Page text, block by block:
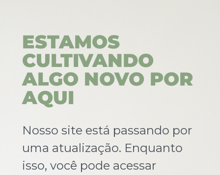
ESTAMOS
CULTIVANDO
ALGO NOVO POR
AQUI
Nosso site está passando por
uma atualização. Enquanto
isso, você pode acessar